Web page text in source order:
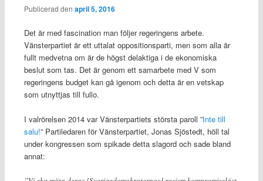
Publicerad den april 5, 2016
Det är med fascination man följer regeringens arbete.
Vänsterpartiet är ett uttalat oppositionsparti, men som alla är
fullt medvetna om är de högst delaktiga i de ekonomiska
beslut som tas. Det är genom ett samarbete med V som
regeringens budget kan gå igenom och detta är en vetskap
som utnyttjas till fullo.
I valrörelsen 2014 var Vänsterpartiets största paroll ”Inte till
salu!” Partiledaren för Vänsterpartiet, Jonas Sjöstedt, höll tal
under kongressen som spikade detta slagord och sade bland
annat: